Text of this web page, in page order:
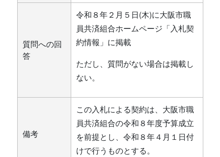
質問への回
答
令和８年２月５日(木)に大阪市職
員共済組合ホームページ「入札契
約情報」に掲載
ただし、質問がない場合は掲載し
ない。
備考
この入札による契約は、大阪市職
員共済組合の令和８年度予算成立
を前提とし、令和８年４月１日付
けで行うものとする。